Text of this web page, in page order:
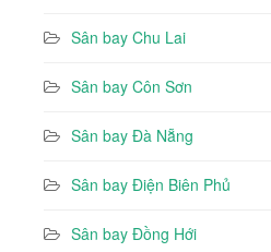
Sân bay Chu Lai
Sân bay Côn Sơn
Sân bay Đà Nẵng
Sân bay Điện Biên Phủ
Sân bay Đồng Hới